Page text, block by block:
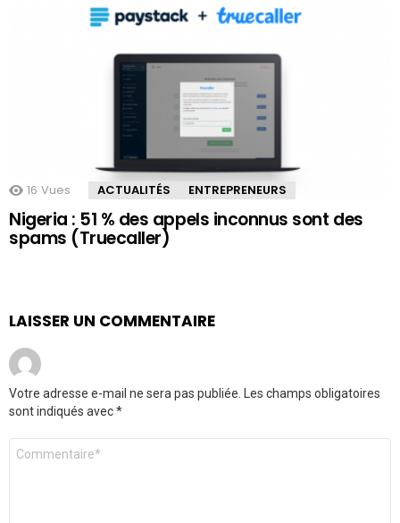
16 Vues ACTUALITÉS ENTREPRENEURS
Nigeria : 51 % des appels inconnus sont des
spams (Truecaller)
LAISSER UN COMMENTAIRE
Votre adresse e-mail ne sera pas publiée.
Les champs obligatoires
sont indiqués avec*
Commentaire